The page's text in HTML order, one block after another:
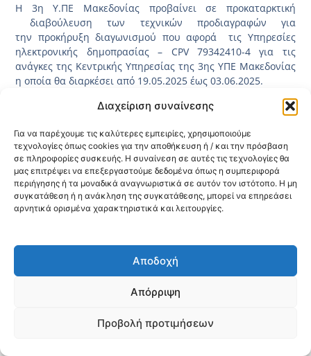
Διαχείριση συναίνεσης
Για να παρέχουμε τις καλύτερες εμπειρίες, χρησιμοποιούμε
τεχνολογίες όπως cookies για την αποθήκευση ή / και την πρόσβαση
σε πληροφορίες συσκευής. Η συναίνεση σε αυτές τις τεχνολογίες θα
μας επιτρέψει να επεξεργαστούμε δεδομένα όπως η συμπεριφορά
περιήγησης ή τα μοναδικά αναγνωριστικά σε αυτόν τον ιστότοπο. Η μη
συγκατάθεση ή η ανάκληση της συγκατάθεσης, μπορεί να επηρεάσει
αρνητικά ορισμένα χαρακτηριστικά και λειτουργίες.
Αποδοχή
Απόρριψη
Προβολή προτιμήσεων
Η 3η Υ.ΠΕ Μακεδονίας προβαίνει σε προκαταρκτική
διαβούλευση των τεχνικών προδιαγραφών για
την προκήρυξη διαγωνισμού που αφορά
τις Υπηρεσίες
ηλεκτρονικής δημοπρασίας – CPV 79342410-4 για τις
ανάγκες της Κεντρικής Υπηρεσίας της 3ης ΥΠΕ Μακεδονίας
η οποία θα διαρκέσει από 19.05.2025 έως 03.06.2025.
Η διαδικασία της διαβούλευσης θα λάβει μέρος στην
ιστοσελίδα του ΕΣΗΔΗΣ, έχει αναρτηθεί και έχει πάρει τον
κωδικό (2025DIAB30534) και παρακαλούνται οι
ενδιαφερόμενοι να επισκεφτούν τον παρακάτωσύνδεσμο
προκειμένου να λάβουν γνώση επί των τεχνικών
προδιαγραφών.
Κοινοποίηση:
@2026 3ype.gr All rights reserved
Πολιτική Προστασίας Δεδομένων
Θεσσαλονίκη, ΕλλάδαΤηλ: +30 2311 226 200
email: 3ype@3ype.gr